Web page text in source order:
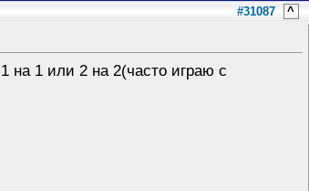
#31087 ^
на 1 или 2 на 2(часто играю с